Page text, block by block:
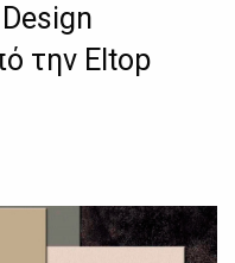
την Eltop